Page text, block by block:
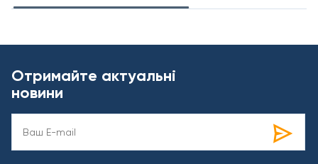
Отримайте актуальні
новини